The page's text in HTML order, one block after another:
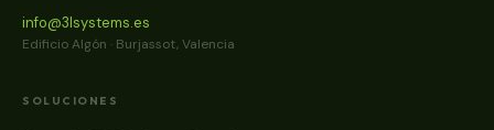
info@3lsystems.es
Edificio Algón · Burjassot, Valencia
SOLUCIONES